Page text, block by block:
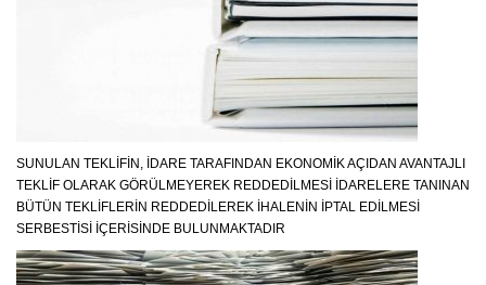
SUNULAN TEKLIFIN, İDARE TARAFINDAN EKONOMIK AÇIDAN AVANTAJLI
TEKLIF OLARAK GÖRÜLMEYEREK REDDEDILMESI İDARELERE TANINAN
BÜTÜN TEKLIFLERIN REDDEDILEREK İHALENIN İPTAL EDILMESI
SERBESTISI İÇERISINDE BULUNMAKTADIR